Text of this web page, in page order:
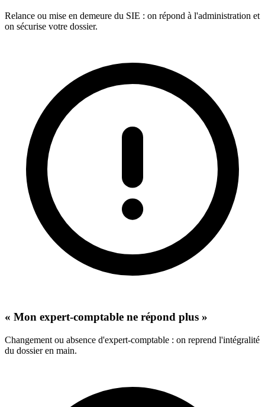
Relance ou mise en demeure du SIE : on répond à l'administration et
on sécurise votre dossier.
« Mon expert-comptable ne répond plus »
Changement ou absence d'expert-comptable : on reprend l'intégralité
du dossier en main.